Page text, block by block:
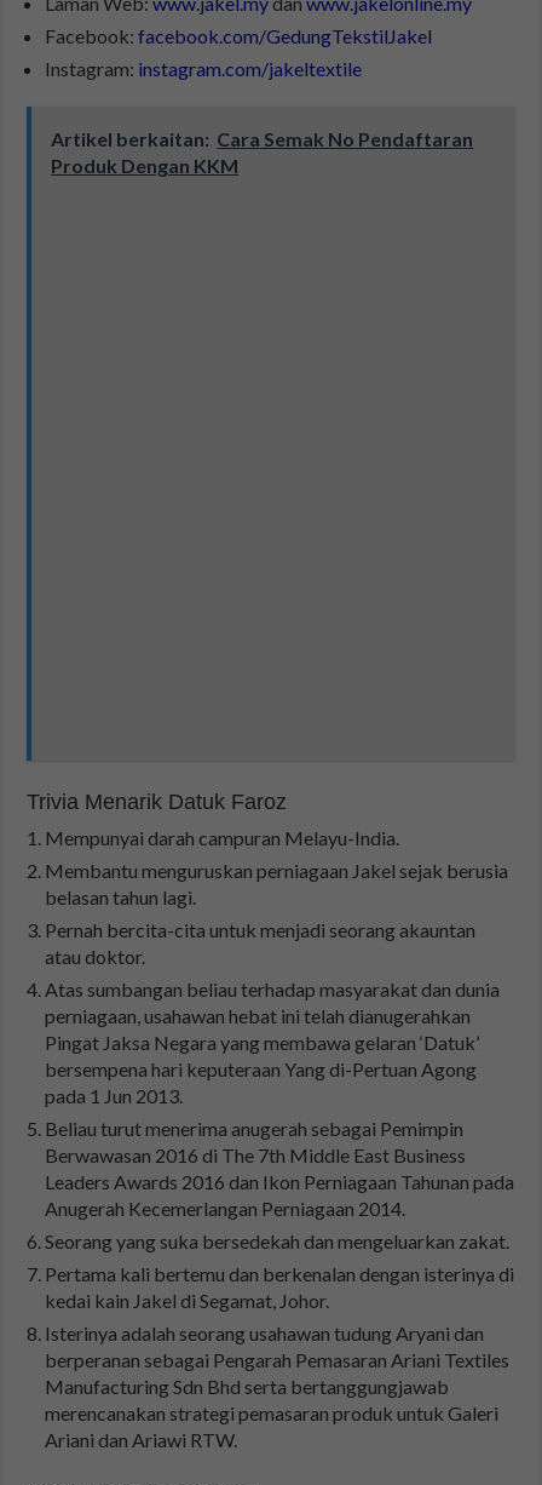
Facebook:facebook.com/GedungTekstilJakel
Instagram: instagram.com/jakeltextile
Artikel berkaitan: Cara Semak No Pendaftaran
Produk Dengan KKM
Trivia Menarik Datuk Faroz
Mempunyai darah campuran Melayu-India.
Membantu menguruskan perniagaan Jakel sejak berusia
belasan tahun lagi.
Pernah bercita-cita untuk menjadi seorang akauntan
atau doktor.
Atas sumbangan beliau terhadap masyarakat dan dunia
perniagaan, usahawan hebat ini telah dianugerahkan
Pingat Jaksa Negara yang membawa gelaran ‘Datuk’
bersempena hari keputeraan Yang di-Pertuan Agong
pada 1 Jun 2013.
Beliau turut menerima anugerah sebagai Pemimpin
Berwawasan 2016 di The 7th Middle East Business
Leaders Awards 2016 dan Ikon Perniagaan Tahunan pada
Anugerah Kecemerlang­an Perniagaan 2014.
Seorang yang suka bersedekah dan mengeluarkan zakat.
Pertama kali bertemu dan berkenalan dengan isterinya di
kedai kain Jakel di Segamat, Johor.
Isterinya adalah seorang usahawan tudung Aryani dan
berperanan sebagai Pengarah Pemasaran Ariani Textiles
Manufacturing Sdn Bhd serta bertanggungjawab
merencanakan strategi pemasaran produk untuk Galeri
Ariani dan Ariawi RTW.